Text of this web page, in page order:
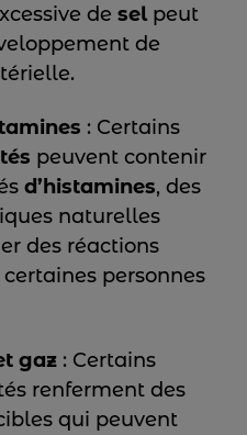
de sel peut
de
: Certains
peuvent contenir
d’histamines, des
naturelles
des réactions
personnes
gaz : Certains
renferment des
qui peuvent